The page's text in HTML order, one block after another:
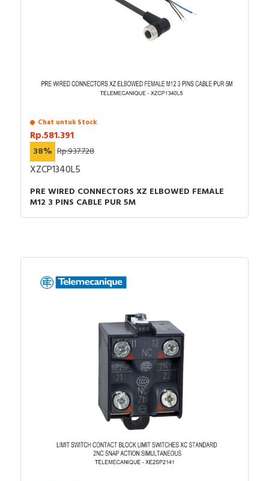
Chat untuk Stock
Rp.581.391
38% Rp.937.728
XZCP1340L5
PRE WIRED CONNECTORS XZ ELBOWED FEMALE
M12 3 PINS CABLE PUR 5M